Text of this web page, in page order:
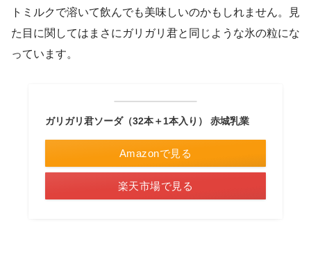
トミルクで溶いて飲んでも美味しいのかもしれません。見
た目に関してはまさにガリガリ君と同じような氷の粒にな
っています。
ガリガリ君ソーダ（32本＋1本入り） 赤城乳業
Amazonで見る
楽天市場で見る